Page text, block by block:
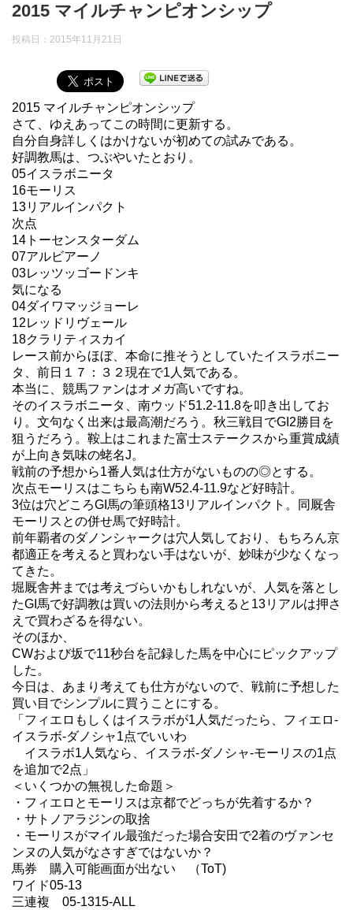
2015 マイルチャンピオンシップ
投稿日： 2015年11月21日
2015 マイルチャンピオンシップ
さて、ゆえあってこの時間に更新する。
自分自身詳しくはかけないが初めての試みである。
好調教馬は、つぶやいたとおり。
05イスラボニータ
16モーリス
13リアルインパクト
次点
14トーセンスターダム
07アルビアーノ
03レッツッゴードンキ
気になる
04ダイワマッジョーレ
12レッドリヴェール
18クラリティスカイ
レース前からほぼ、本命に推そうとしていたイスラボニー
タ、前日１７：３２現在で1人気である。
本当に、競馬ファンはオメガ高いですね。
そのイスラボニータ、南ウッド51.2-11.8を叩き出してお
り。文句なく出来は最高潮だろう。秋三戦目でGI2勝目を
狙うだろう。鞍上はこれまた富士ステークスから重賞成績
が上向き気味の蛯名J。
戦前の予想から1番人気は仕方がないものの◎とする。
次点モーリスはこちらも南W52.4-11.9など好時計。
3位は穴どころGI馬の筆頭格13リアルインパクト。同厩舎
モーリスとの併せ馬で好時計。
前年覇者のダノンシャークは穴人気しており、もちろん京
都適正を考えると買わない手はないが、妙味が少なくなっ
てきた。
堀厩舎丼までは考えづらいかもしれないが、人気を落とし
たGI馬で好調教は買いの法則から考えると13リアルは押さ
えで買わざるを得ない。
そのほか、
CWおよび坂で11秒台を記録した馬を中心にピックアップ
した。
今日は、あまり考えても仕方がないので、戦前に予想した
買い目でシンプルに買うことにする。
「フィエロもしくはイスラボが1人気だったら、フィエロ-
イスラボ-ダノシャ1点でいいわ
イスラボ1人気なら、イスラボ-ダノシャ-モーリスの1点
を追加で2点」
＜いくつかの無視した命題＞
・フィエロとモーリスは京都でどっちが先着するか？
・サトノアラジンの取捨
・モーリスがマイル最強だった場合安田で2着のヴァンセ
ンヌの人気がなさすぎではないか？
馬券 購入可能画面が出ない （ToT)
ワイド05-13
三連複 05-1315-ALL